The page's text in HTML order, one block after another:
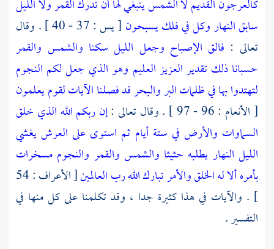
كالعرجون القديم لا الشمس ينبغي لها أن تدرك القمر ولا الليل
سابق النهار وكل في فلك يسبحون
[ يس : 37 - 40 ] . وقال
تعالى : فالق الإصباح وجعل الليل سكنا والشمس والقمر
حسبانا ذلك تقدير العزيز العليم وهو الذي جعل لكم النجوم
لتهتدوا بها في ظلمات البر والبحر قد فصلنا الآيات لقوم يعلمون
[ الأنعام : 96 - 97 ] . وقال تعالى :
إن ربكم الله الذي خلق
السماوات والأرض في ستة أيام ثم استوى على العرش يغشي
الليل النهار يطلبه حثيثا والشمس والقمر والنجوم مسخرات
بأمره ألا له الخلق والأمر تبارك الله رب العالمين
[ الأعراف : 54
] . والآيات في هذا كثيرة جدا ، وقد تكلمنا على كل منها في
التفسير .